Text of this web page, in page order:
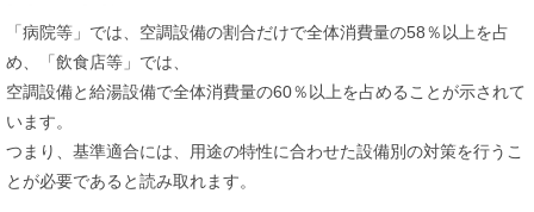
「病院等」では、空調設備の割合だけで全体消費量の58％以上を占
め、「飲食店等」では、
空調設備と給湯設備で全体消費量の60％以上を占めることが示されて
います。
つまり、基準適合には、用途の特性に合わせた設備別の対策を行うこ
とが必要であると読み取れます。